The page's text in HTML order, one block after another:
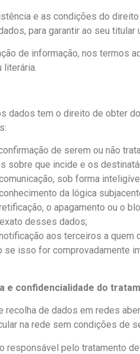
e as condições do
para garantir ao seu
de informação, nos termos
literária.
dados tem o direito de obter
de serem ou não
sobre que incide e os
sob forma
da lógica
o apagamento ou o
desses dados;
aos terceiros a quem
se isso for comprovadamente
e confidencialidade do
recolha de dados em redes
na rede sem condições de
responsável pelo tratamento